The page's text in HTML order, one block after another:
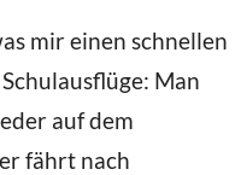
mir einen schnellen
Man
auf dem
fährt nach